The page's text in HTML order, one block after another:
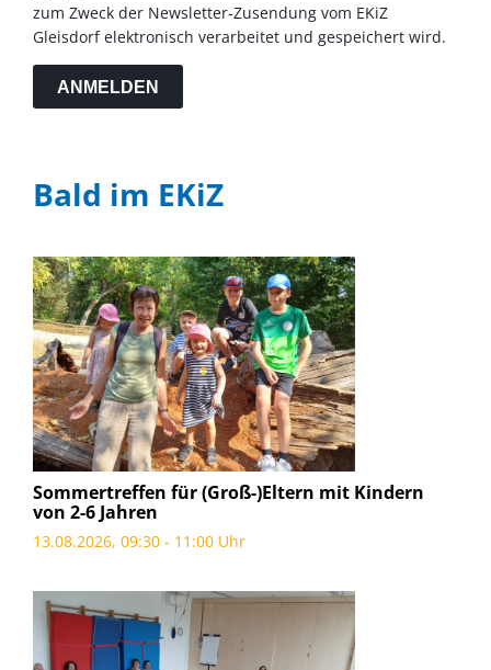
zum Zweck der Newsletter-Zusendung vom EKiZ
Gleisdorf elektronisch verarbeitet und gespeichert wird.
ANMELDEN
Bald im EKiZ
Sommertreffen für (Groß-)Eltern mit Kindern
von 2-6 Jahren
13.08.2026, 09:30 - 11:00 Uhr